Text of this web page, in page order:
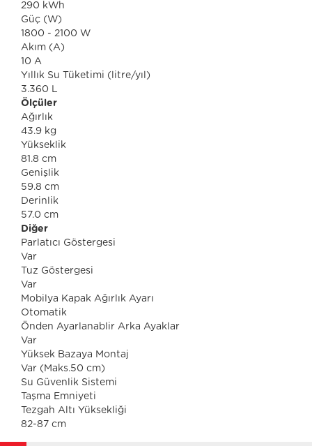
290 kWh
Güç (W)
1800 - 2100 W
Akım (A)
10 A
Yıllık Su Tüketimi (litre/yıl)
3.360 L
Ölçüler
Ağırlık
43.9 kg
Yükseklik
81.8 cm
Genişlik
59.8 cm
Derinlik
57.0 cm
Diğer
Parlatıcı Göstergesi
Var
Tuz Göstergesi
Var
Mobilya Kapak Ağırlık Ayarı
Otomatik
Önden Ayarlanablir Arka Ayaklar
Var
Yüksek Bazaya Montaj
Var (Maks.50 cm)
Su Güvenlik Sistemi
Taşma Emniyeti
Tezgah Altı Yüksekliği
82-87 cm